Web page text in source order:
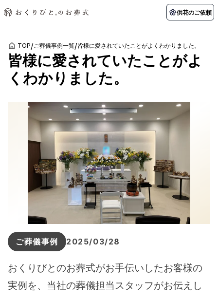
供花のご依頼
初めての方へ
初めての方へ 納棺の儀とは？
採用情報
店舗用地募集
関東エリア
千葉県 神奈川県
北海道エリア
函館市
お客様の声
ご葬儀事例 お客様の声
葬儀の知識
葬儀の知識 供花のご依頼
TOP/ご葬儀事例一覧/皆様に愛されていたことがよくわかりました。
皆様に愛されていたことがよ
くわかりました。
ご葬儀事例 2025/03/28
おくりびとのお葬式がお手伝いしたお客様の
実例を、当社の葬儀担当スタッフがお伝えし